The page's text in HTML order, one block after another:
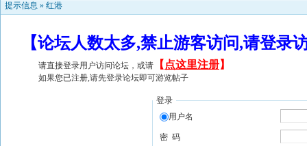
提示信息 » 红港
【论坛人数太多,禁止游客访问,请登
请直接登录用户访问论坛，或请 【 点这里注册】
如果您已注册,请先登录论坛即可游览帖子
登录
用户名
密 码